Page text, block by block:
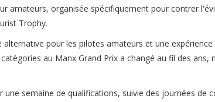
amateurs, organisée spécifiquement pour contrer
Trophy.
pour les pilotes amateurs et une
au Manx Grand Prix a changé au fil des
une semaine de qualifications, suivie des journées de